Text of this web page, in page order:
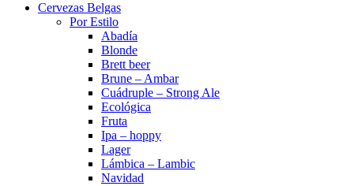
Cervezas Belgas
Por Estilo
Abadía
Blonde
Brett beer
Brune – Ambar
Cuádruple – Strong Ale
Ecológica
Fruta
Ipa – hoppy
Lager
Lámbica – Lambic
Navidad